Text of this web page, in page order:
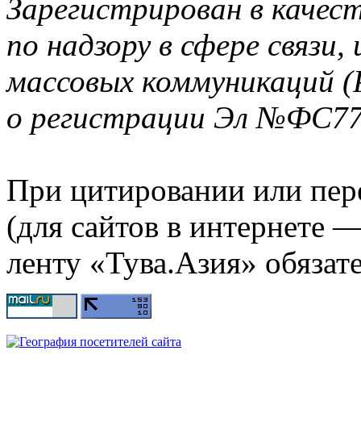
Зарегистрирован в
по надзору в сфере
массовых коммуникаций
о регистрации Эл
При цитировании или
(для сайтов в интернете
ленту «Тува.Азия»